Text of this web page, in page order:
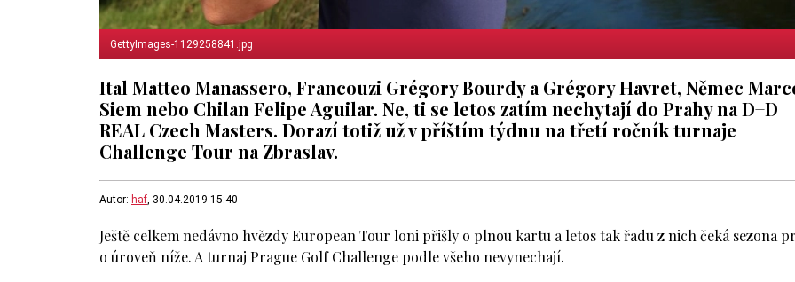
GettyImages-1129258841.jpg
Ital Matteo Manassero, Francouzi Grégory Bourdy a Grégory Havret, Němec
Siem nebo Chilan Felipe Aguilar. Ne, ti se letos zatím nechytají do Prahy na D+D
REAL Czech Masters. Dorazí totiž už v příštím týdnu na třetí ročník turnaje
Challenge Tour na Zbraslav.
Autor: haf, 30.04.2019 15:40
Ještě celkem nedávno hvězdy European Tour loni přišly o plnou kartu a letos tak řadu z nich čeká sezona
o úroveň níže. A turnaj Prague Golf Challenge podle všeho nevynechají.